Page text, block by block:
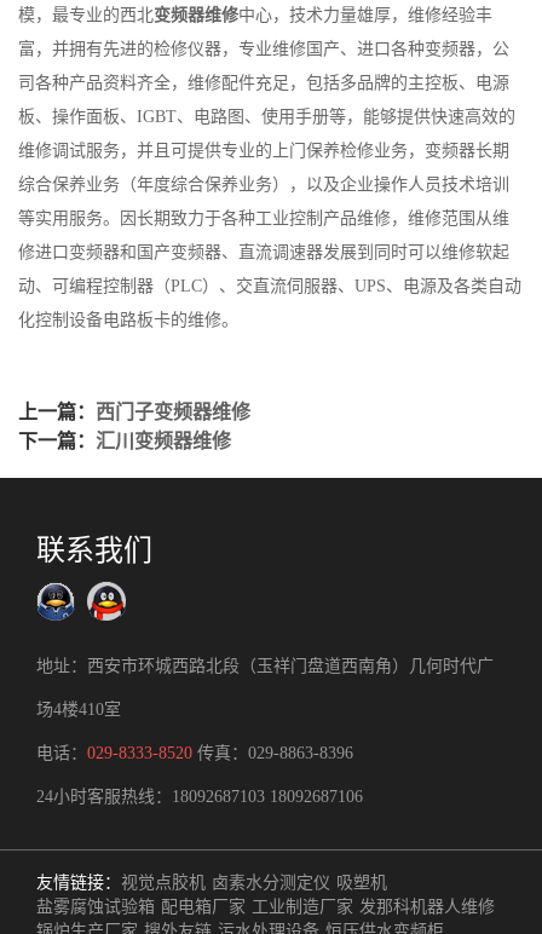
模，最专业的西北变频器维修中心，技术力量雄厚，维修经验丰
富，并拥有先进的检修仪器，专业维修国产、进口各种变频器，公
司各种产品资料齐全，维修配件充足，包括多品牌的主控板、电源
板、操作面板、IGBT、电路图、使用手册等，能够提供快速高效的
维修调试服务，并且可提供专业的上门保养检修业务，变频器长期
综合保养业务（年度综合保养业务），以及企业操作人员技术培训
等实用服务。因长期致力于各种工业控制产品维修，维修范围从维
修进口变频器和国产变频器、直流调速器发展到同时可以维修软起
动、可编程控制器（PLC）、交直流伺服器、UPS、电源及各类自动
化控制设备电路板卡的维修。
上一篇： 西门子变频器维修
下一篇： 汇川变频器维修
联系我们
地址：西安市环城西路北段（玉祥门盘道西南角）几何时代广
场4楼410室
电话： 029-8333-8520 传真：029-8863-8396
24小时客服热线： 18092687103 18092687106
友情链接： 视觉点胶机 卤素水分测定仪 吸塑机
盐雾腐蚀试验箱 配电箱厂家 工业制造厂家 发那科机器人维修